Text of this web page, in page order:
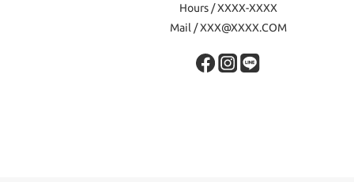
Hours / XXXX-XXXX
Mail / XXX@XXXX.COM